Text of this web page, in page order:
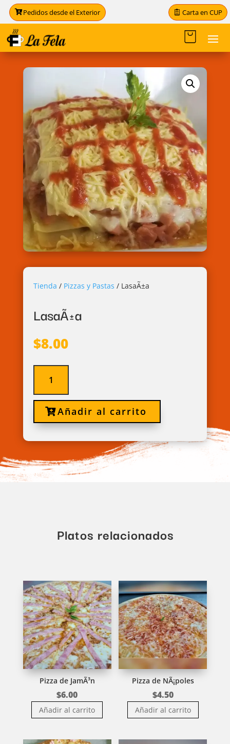
Pedidos desde el Exterior Carta en CUP
Tienda / Pizzas y Pastas / LasaÃ±a
LasaÃ±a
$8.00
cantidad
Añadir al carrito
Platos relacionados
Pizza de JamÃ³n
$6.00
Añadir al carrito
Pizza de NÃ¡poles
$4.50
Añadir al carrito